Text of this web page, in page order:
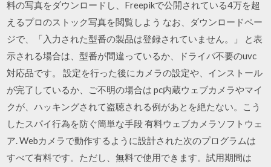
料の写真をダウンロードし、Freepikで公開されている4万を超
えるプロのストック写真を閲覧しよう なお、ダウンロードペー
ジで、「入力された型番の製品は登録されていません。」 と表
示される場合は、型番が間違っているか、ドライバ不要のuvc
対応品です。 設定を行った後にカメラの設定や、インストール
が完了しているか、ご不明の場合は pc内蔵ウェブカメラやマイ
クが、ハッキングされて盗聴される例があとを絶たない。こう
したスパイ行為を防ぐ簡単な手段 有料ウェブカメラソフトウェ
ア. Webカメラで動作するように設計された次のプログラムは
すべて有料です。ただし、無料で使用できます。試用期間は